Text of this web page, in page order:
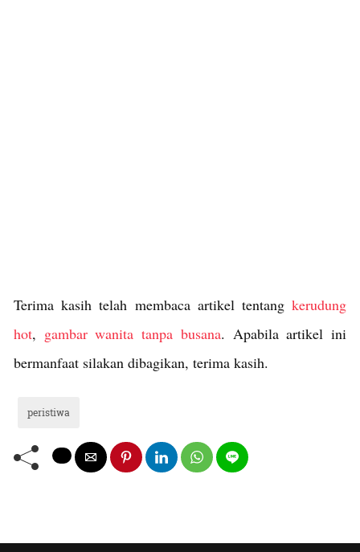
Terima kasih telah membaca artikel tentang kerudung
hot, gambar wanita tanpa busana. Apabila artikel ini
bermanfaat silakan dibagikan, terima kasih.
peristiwa